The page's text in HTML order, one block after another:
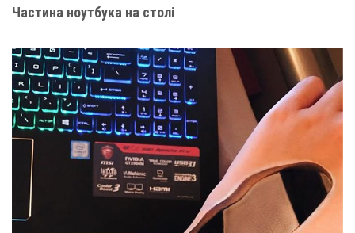
Частина ноутбука на столі